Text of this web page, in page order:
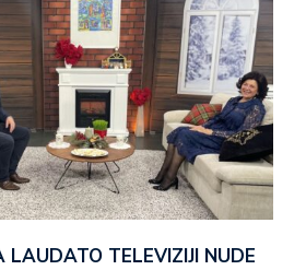
LAUDATO TELEVIZIJI NUDE